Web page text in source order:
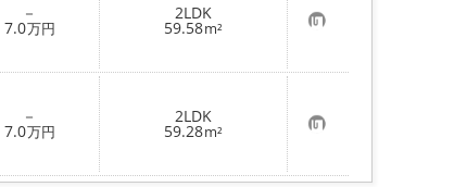
－
7.0万円
2LDK
59.58m² お
気
に
入
り
登
録
－
7.0万円
2LDK
59.28m² お
気
に
入